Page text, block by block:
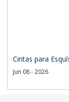
Cintas para
Jun 08 - 2026